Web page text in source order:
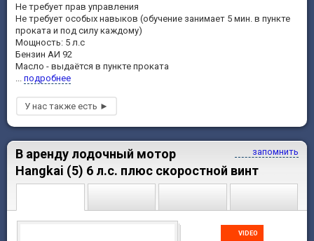
Не требует прав управления
Не требует особых навыков (обучение занимает 5 мин. в пункте
проката и под силу каждому)
Мощность: 5 л.с
Бензин АИ 92
Масло - выдаётся в пункте проката
подробнее
запомнить
В аренду лодочный мотор
Hangkai (5) 6 л.с. плюс скоростной винт
VIDEO